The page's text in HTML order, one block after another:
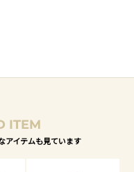
ITEM
アイテムも見ています